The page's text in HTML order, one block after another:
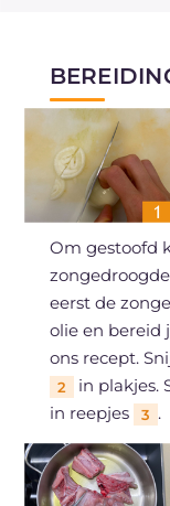
Om gestoofd
eerst de
olie en bereid
ons recept.
2
in plakjes.
in reepjes
3 .